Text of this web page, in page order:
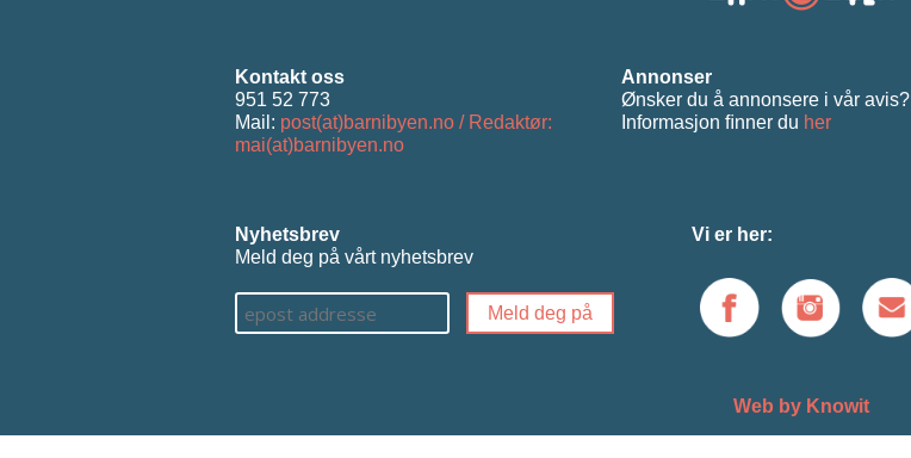
Kontakt oss
951 52 773
Mail: post(at)barnibyen.no / Redaktør:
mai(at)barnibyen.no
Annonser
Ønsker du å annonsere i vår avis?
Informasjon ﬁnner du her
Nyhetsbrev
Meld deg på vårt nyhetsbrev
Vi er her:
Web by Knowit